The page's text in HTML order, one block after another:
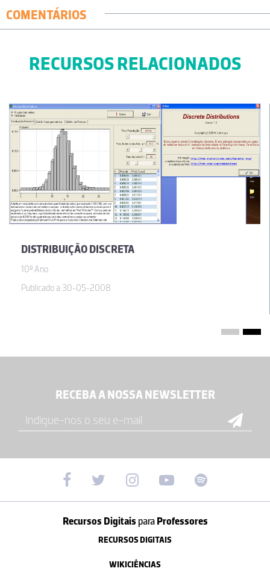
COMENTÁRIOS
RECURSOS RELACIONADOS
DISTRIBUIÇÃO DISCRETA
10º Ano
Publicado a 30-05-2008
RECEBA A NOSSA NEWSLETTER
Recursos Digitais paraProfessores
RECURSOS DIGITAIS
WIKICIÊNCIAS